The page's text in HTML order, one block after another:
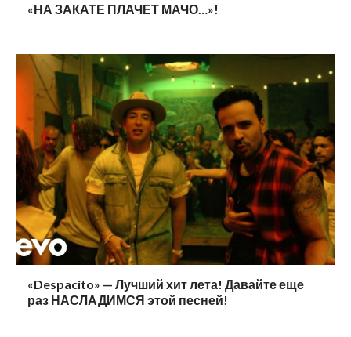
«НА ЗАКАТЕ ПЛАЧЕТ МАЧО…»!
«Despacito» — Лучший хит лета! Давайте еще
раз НАСЛАДИМСЯ этой песней!